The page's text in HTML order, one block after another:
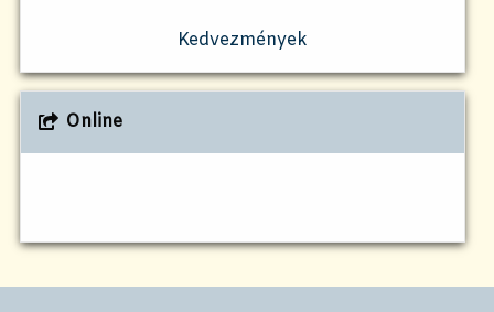
Kedvezmények
Online